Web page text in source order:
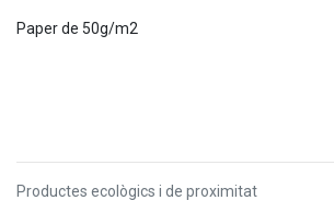
Paper de 50g/m2
Productes ecològics i de proximitat